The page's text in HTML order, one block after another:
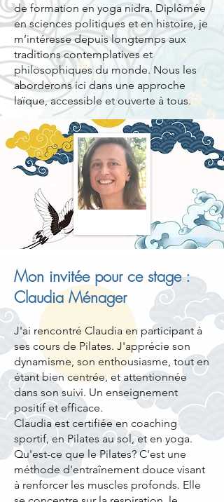
de formation en yoga nidra. Diplômée
en sciences politiques et en histoire, je
m’intéresse depuis longtemps aux
traditions contemplatives et
philosophiques du monde. Nous les
aborderons ici dans une approche
laïque, accessible et ouverte à tous.
Mon invitée pour ce stage :
Claudia Ménager
J'ai rencontré Claudia en participant à
ses cours de Pilates. J'apprécie son
dynamisme, son enthousiasme, tout en
étant bien centrée, et attentionnée
dans son suivi. Un enseignement
positif et efficace.
Claudia est certifiée en coaching
sportif, en Pilates au sol, et en yoga.
Qu'est-ce que le Pilates? C'est une
méthode d'entraînement douce visant
à renforcer les muscles profonds. Elle